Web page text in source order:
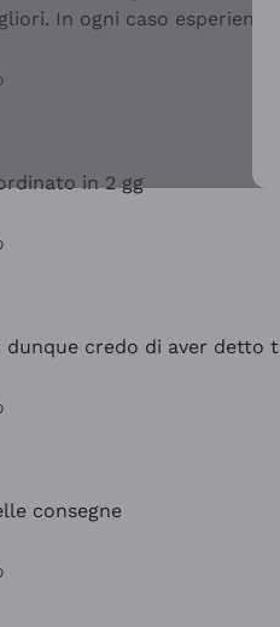
In ogni caso esperienza
in 2 gg
dunque credo di aver detto
consegne